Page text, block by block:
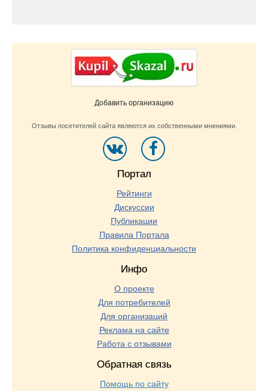
Добавить организацию
Отзывы посетителей сайта являются их собственными мнениями.
Портал
Рейтинги
Дискуссии
Публикации
Правила Портала
Политика конфиденциальности
Инфо
О проекте
Для потребителей
Для организаций
Реклама на сайте
Работа с отзывами
Обратная связь
Помощь по сайту